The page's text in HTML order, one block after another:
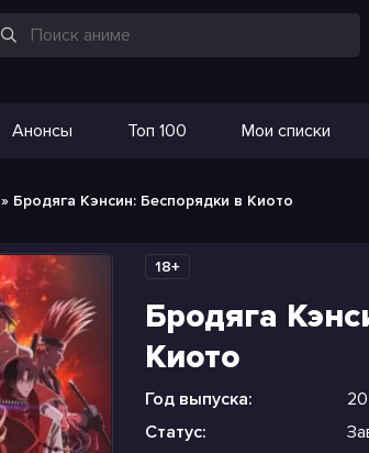
Анонсы Топ 100 Мои списки
» Бродяга Кэнсин: Беспорядки в Киото
18+
Бродяга
Киото
Год выпуска:
Статус: